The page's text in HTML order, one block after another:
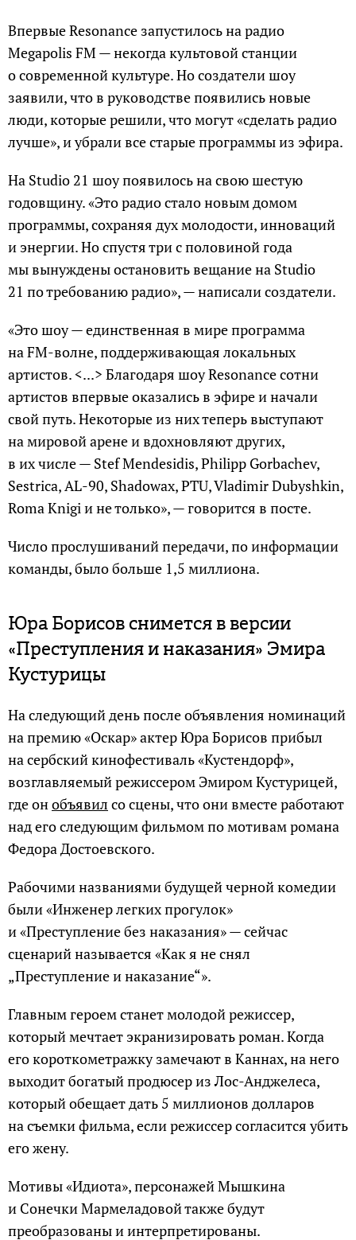
Впервые Resonance запустилось на радио
Megapolis FM — некогда культовой станции
о современной культуре. Но создатели шоу
заявили, что в руководстве появились новые
люди, которые решили, что могут «сделать радио
лучше», и убрали все старые программы из эфира.
На Studio 21 шоу появилось на свою шестую
годовщину. «Это радио стало новым домом
программы, сохраняя дух молодости, инноваций
и энергии. Но спустя три с половиной года
мы вынуждены остановить вещание на Studio
21 по требованию радио», — написали создатели.
«Это шоу — единственная в мире программа
на FM-волне, поддерживающая локальных
артистов. <...> Благодаря шоу Resonance сотни
артистов впервые оказались в эфире и начали
свой путь. Некоторые из них теперь выступают
на мировой арене и вдохновляют других,
в их числе — Stef Mendesidis, Philipp Gorbachev,
Sestrica, AL-90, Shadowax, PTU, Vladimir Dubyshkin,
Roma Knigi и не только», — говорится в посте.
Число прослушиваний передачи, по информации
команды, было больше 1,5 миллиона.
Юра Борисов снимется в версии
«Преступления и наказания» Эмира
Кустурицы
На следующий день после объявления номинаций
на премию «Оскар» актер Юра Борисов прибыл
на сербский кинофестиваль «Кустендорф»,
возглавляемый режиссером Эмиром Кустурицей,
где онобъявил со сцены, что они вместе работают
над его следующим фильмом по мотивам романа
Федора Достоевского.
Рабочими названиями будущей черной комедии
были «Инженер легких прогулок»
и «Преступление без наказания» — сейчас
сценарий называется «Как я не снял
„Преступление и наказание“».
Главным героем станет молодой режиссер,
который мечтает экранизировать роман. Когда
его короткометражку замечают в Каннах, на него
выходит богатый продюсер из Лос-Анджелеса,
который обещает дать 5 миллионов долларов
на съемки фильма, если режиссер согласится убить
его жену.
Мотивы «Идиота», персонажей Мышкина
и Сонечки Мармеладовой также будут
преобразованы и интерпретированы.